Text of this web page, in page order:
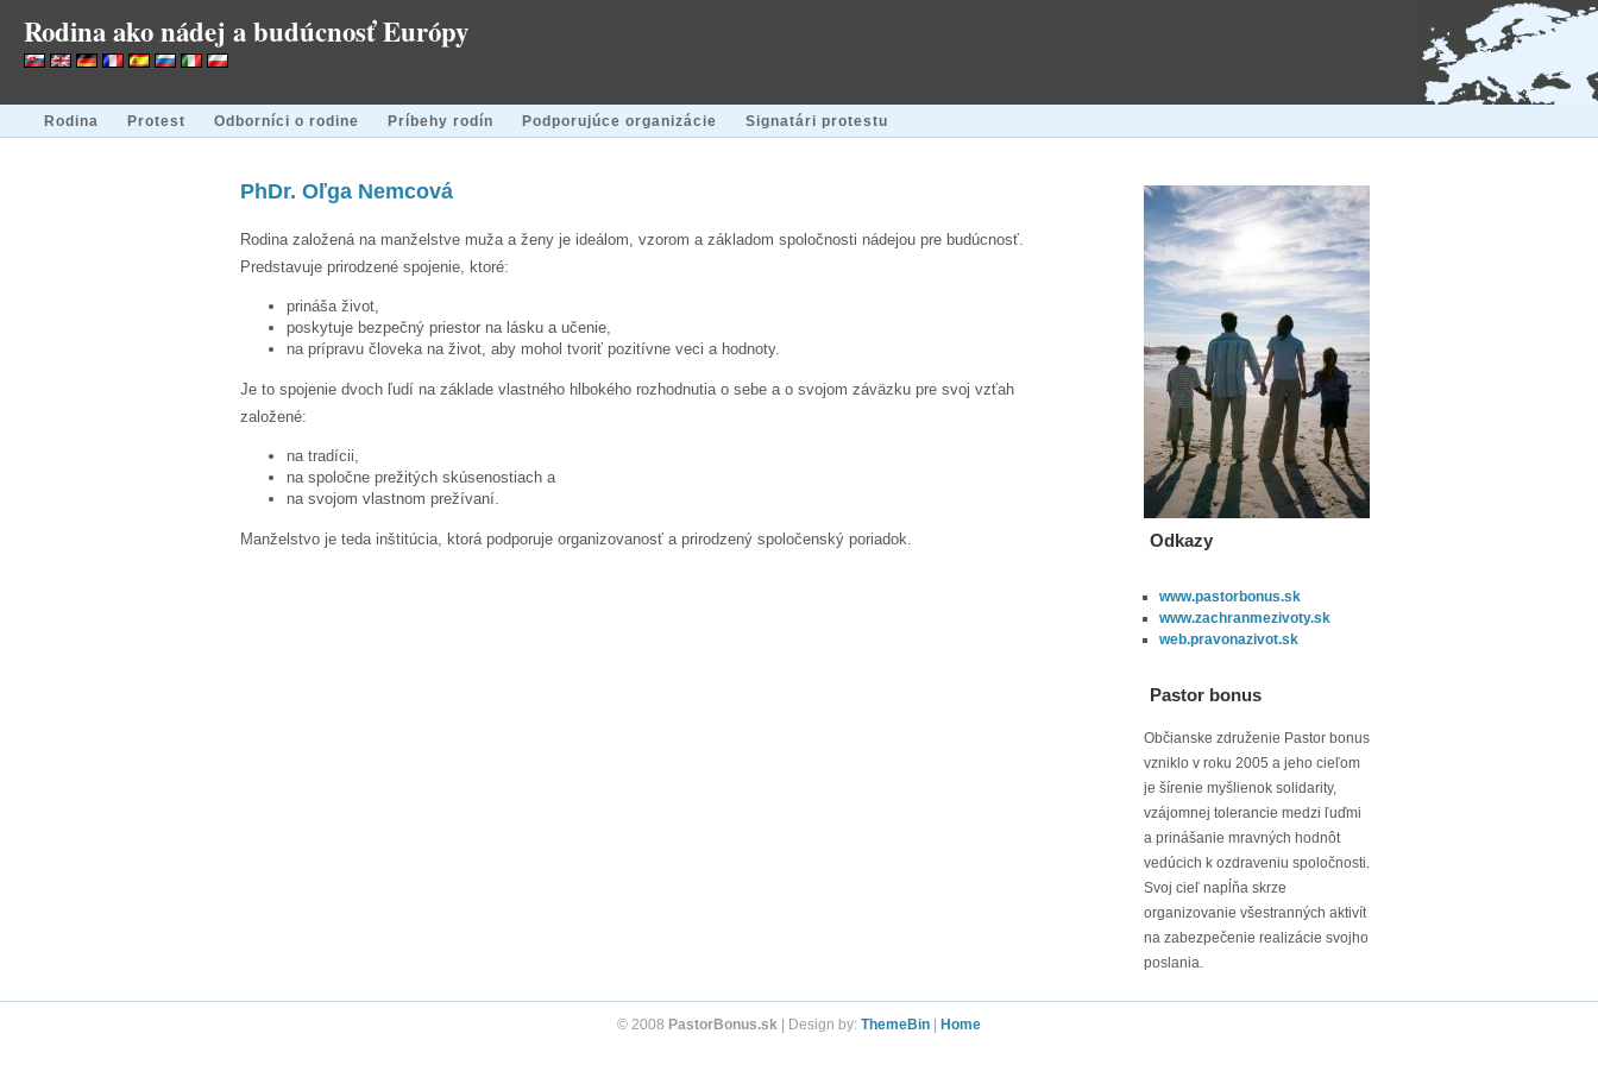
Rodina ako nádej a budúcnosť Európy
Rodina Protest Odborníci o rodine Príbehy rodín Podporujúce organizácie Signatári protestu
Odkazy
www.pastorbonus.sk
www.zachranmezivoty.sk
web.pravonazivot.sk
Pastor bonus
Občianske združenie Pastor bonus
vzniklo v roku 2005 a jeho cieľom
je šírenie myšlienok solidarity,
vzájomnej tolerancie medzi ľuďmi
a prinášanie mravných hodnôt
vedúcich k ozdraveniu spoločnosti.
Svoj cieľ napĺňa skrze
organizovanie všestranných aktivít
na zabezpečenie realizácie svojho
poslania.
PhDr. Oľga Nemcová
Rodina založená na manželstve muža a ženy je ideálom, vzorom a základom spoločnosti nádejou pre budúcnosť.
Predstavuje prirodzené spojenie, ktoré:
prináša život,
poskytuje bezpečný priestor na lásku a učenie,
na prípravu človeka na život, aby mohol tvoriť pozitívne veci a hodnoty.
Je to spojenie dvoch ľudí na základe vlastného hlbokého rozhodnutia o sebe a o svojom záväzku pre svoj vzťah
založené:
na tradícii,
na spoločne prežitých skúsenostiach a
na svojom vlastnom prežívaní.
Manželstvo je teda inštitúcia, ktorá podporuje organizovanosť a prirodzený spoločenský poriadok.
© 2008 PastorBonus.sk | Design by: ThemeBin | Home